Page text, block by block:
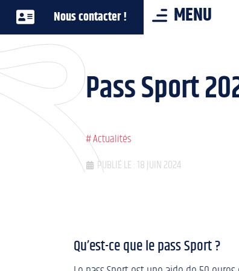
Nous contacter ! MENU
Pass Sport
#Actualités
PUBLIÉ LE : 18 JUIN 2024
Qu’est-ce que le pass Sport ?